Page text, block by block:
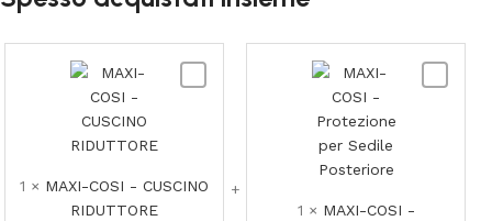
1 × MAXI-COSI - CUSCINO
RIDUTTORE
1 × MAXI-COSI -